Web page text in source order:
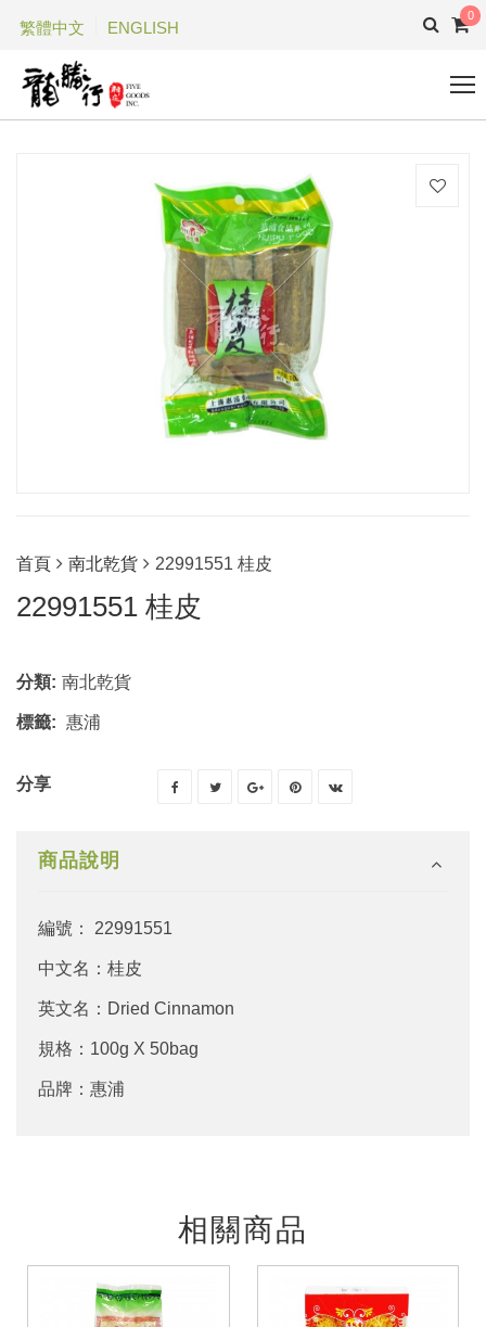
繁體中文 ENGLISH
0
首頁 南北乾貨 22991551 桂皮
22991551 桂皮
分類: 南北乾貨
標籤: 惠浦
分享
商品說明
編號： 22991551
中文名：桂皮
英文名：Dried Cinnamon
規格：100g X 50bag
品牌：惠浦
相關商品